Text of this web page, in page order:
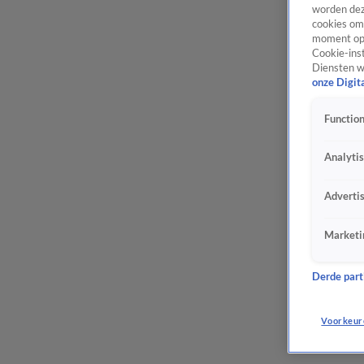
worden
cookies
moment
Cookie-
Diensten
onze
Derde